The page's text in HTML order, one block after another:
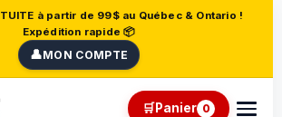
à partir de 99$ au Québec & Ontario !
Expédition rapide 📦
👤MON COMPTE
🛒Panier 0